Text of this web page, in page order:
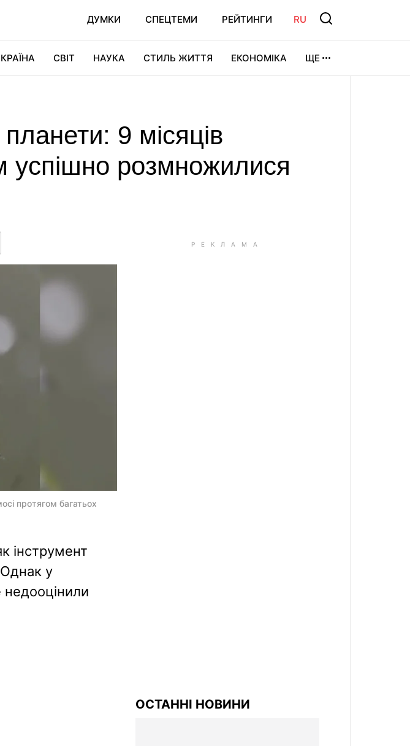
ДУМКИ СПЕЦТЕМИ РЕЙТИНГИ RU
СВІТ НАУКА СТИЛЬ ЖИТТЯ ЕКОНОМІКА ЩЕ
9 місяців
успішно розмножилися
протягом багатьох
інструмент
Однак у
ОСТАННІ НОВИНИ